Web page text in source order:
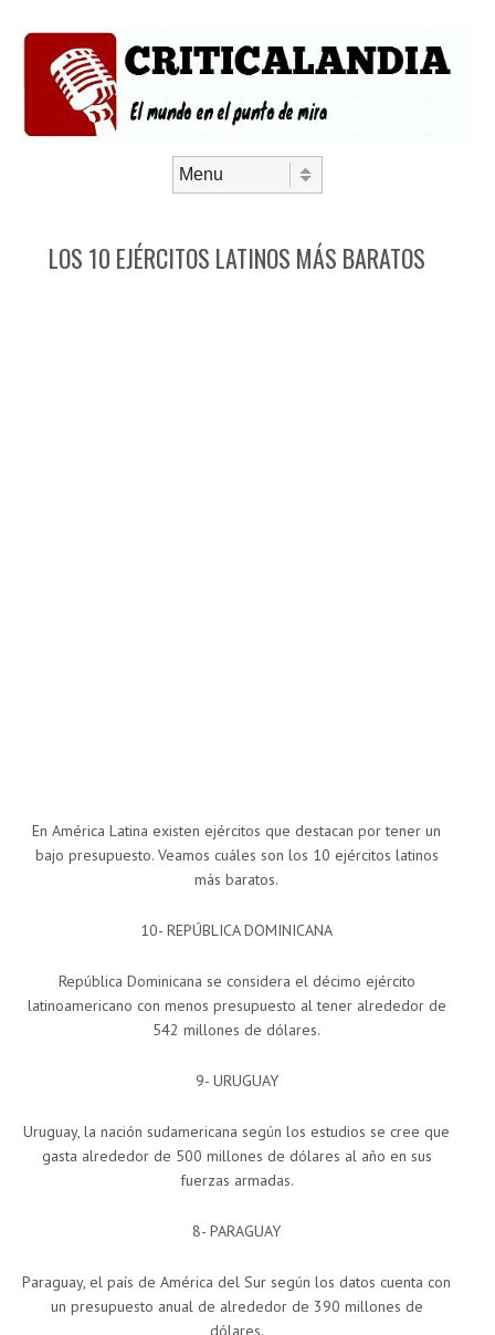
LOS 10 EJÉRCITOS LATINOS MÁS BARATOS
En América Latina existen ejércitos que destacan por tener un
bajo presupuesto. Veamos cuáles son los 10 ejércitos latinos
más baratos.
10- REPÚBLICA DOMINICANA
República Dominicana se considera el décimo ejército
latinoamericano con menos presupuesto al tener alrededor de
542 millones de dólares.
9- URUGUAY
Uruguay, la nación sudamericana según los estudios se cree que
gasta alrededor de 500 millones de dólares al año en sus
fuerzas armadas.
8- PARAGUAY
Paraguay, el país de América del Sur según los datos cuenta con
un presupuesto anual de alrededor de 390 millones de